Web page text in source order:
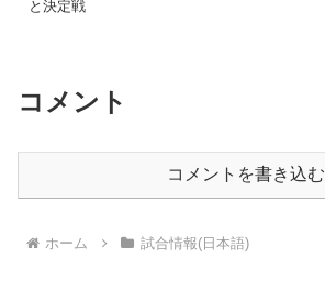
と決定戦
コメント
コメントを書き込む
ホーム 試合情報(日本語)